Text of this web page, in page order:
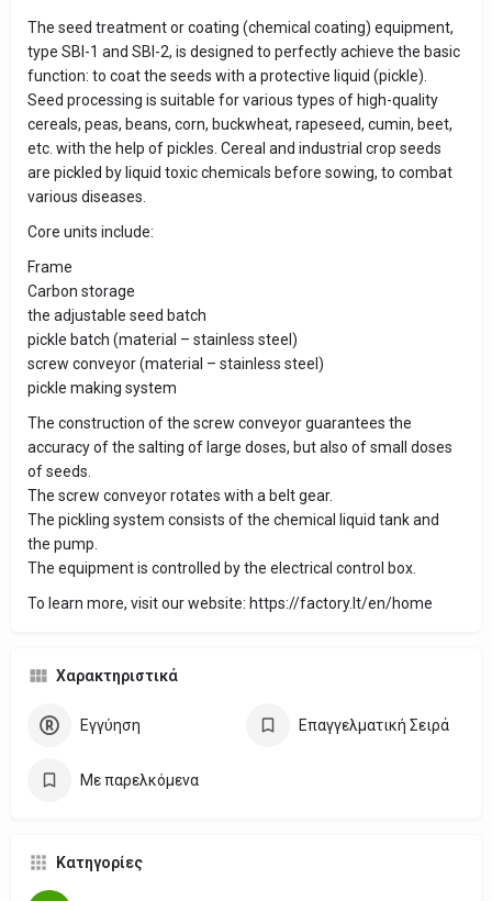
The seed treatment or coating (chemical coating) equipment,
type SBI-1 and SBI-2, is designed to perfectly achieve the basic
function: to coat the seeds with a protective liquid (pickle).
Seed processing is suitable for various types of high-quality
cereals, peas, beans, corn, buckwheat, rapeseed, cumin, beet,
etc. with the help of pickles. Cereal and industrial crop seeds
are pickled by liquid toxic chemicals before sowing, to combat
various diseases.
Core units include:
Frame
Carbon storage
the adjustable seed batch
pickle batch (material – stainless steel)
screw conveyor (material – stainless steel)
pickle making system
The construction of the screw conveyor guarantees the
accuracy of the salting of large doses, but also of small doses
of seeds.
The screw conveyor rotates with a belt gear.
The pickling system consists of the chemical liquid tank and
the pump.
The equipment is controlled by the electrical control box.
To learn more, visit our website: https://factory.lt/en/home
Χαρακτηριστικά
Εγγύηση Επαγγελματική Σειρά
Με παρελκόμενα
Κατηγορίες